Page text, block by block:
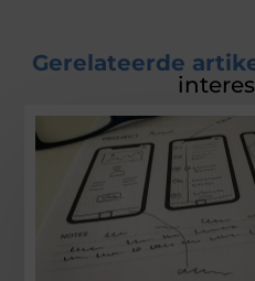
Gerelateerde